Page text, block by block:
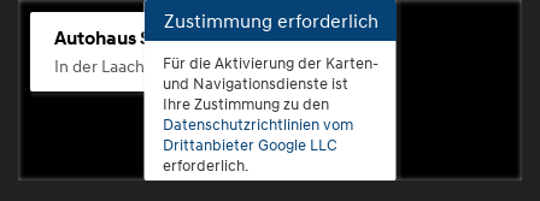
Autohaus Scherhag
In der Laach 76, 56072 Koblenz-Güls
Zustimmung erforderlich
Für die Aktivierung der Karten-
und Navigationsdienste ist
Ihre Zustimmung zu den
Datenschutzrichtlinien vom
Drittanbieter Google LLC
erforderlich.